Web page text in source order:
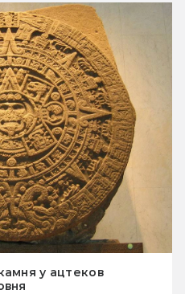
у ацтеков